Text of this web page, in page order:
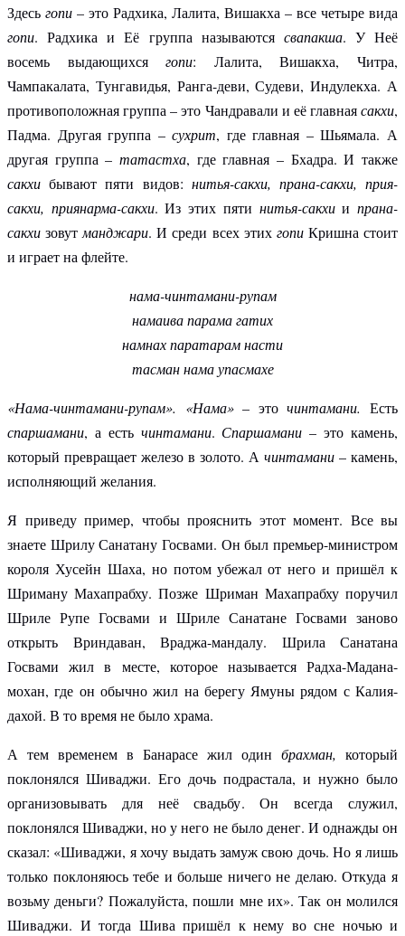
Здесь гопи – это Радхика, Лалита, Вишакха – все четыре вида
гопи. Радхика и Её группа называются свапакша. У Неё
восемь выдающихсягопи: Лалита, Вишакха, Читра,
Чампакалата, Тунгавидья, Ранга-деви, Судеви, Индулекха. А
противоположная группа – это Чандравали и её главнаясакхи,
Падма. Другая группа –сухрит, где главная – Шьямала. А
другая группа – татастха, где главная – Бхадра. И также
сакхи бывают пяти видов: нитья-сакхи, прана-сакхи, прия-
сакхи, приянарма-сакхи. Из этих пяти нитья-сакхиипрана-
сакхи зовут манджари. И среди всех этих гопиКришна стоит
и играет на флейте.
нама-чинтамани-рупам
намаива парама гатих
намнах паратарам насти
тасман нама упасмахе
«Нама-чинтамани-рупам». «Нама»– эточинтамани. Есть
спаршамани, а есть чинтамани. Спаршамани – это камень,
который превращает железо в золото. А чинтамани – камень,
исполняющий желания.
Я приведу пример, чтобы прояснить этот момент. Все вы
знаете Шрилу Санатану Госвами. Он был премьер-министром
короля Хусейн Шаха, но потом убежал от него и пришёл к
Шриману Махапрабху. Позже Шриман Махапрабху поручил
Шриле Рупе Госвами и Шриле Санатане Госвами заново
открыть Вриндаван, Враджа-мандалу. Шрила Санатана
Госвами жил в месте, которое называется Радха-Мадана-
мохан, где он обычно жил на берегу Ямуны рядом с Калия-
дахой. В то время не было храма.
А тем временем в Банарасе жил один брахман, который
поклонялся Шиваджи. Его дочь подрастала, и нужно было
организовывать для неё свадьбу. Он всегда служил,
поклонялся Шиваджи, но у него не было денег. И однажды он
сказал: «Шиваджи, я хочу выдать замуж свою дочь. Но я лишь
только поклоняюсь тебе и больше ничего не делаю. Откуда я
возьму деньги? Пожалуйста, пошли мне их». Так он молился
Шиваджи. И тогда Шива пришёл к нему во сне ночью и